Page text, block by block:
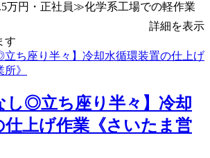
万円・正社員≫化学系工場での軽作業
詳細を表示
す
し◎立ち座り半々】冷却
仕上げ作業《さいたま営